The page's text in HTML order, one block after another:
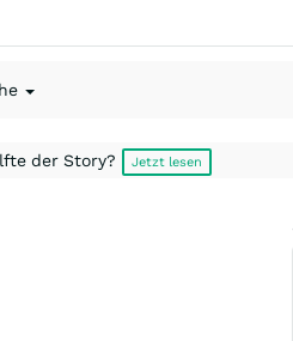
der Story? Jetzt lesen